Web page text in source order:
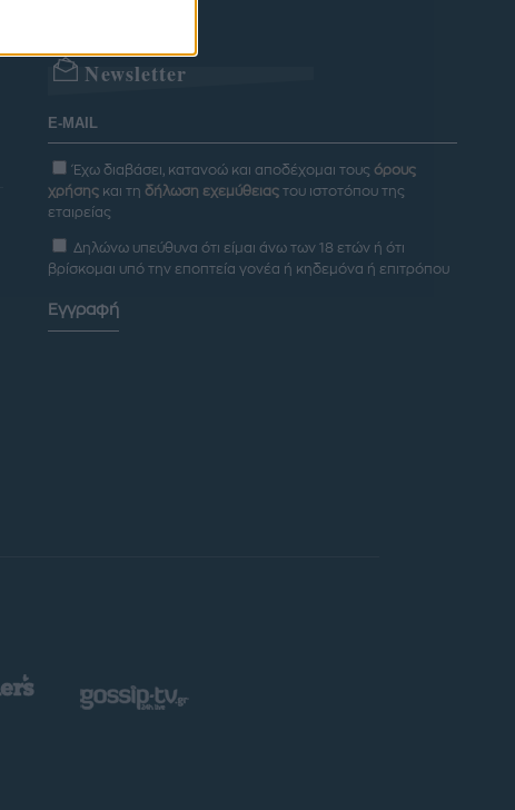
Newsletter
Έχω διαβάσει, κατανοώ και αποδέχομαι τους όρους
χρήσης και τη δήλωση εχεμύθειας του ιστοτόπου της
εταιρείας
Δηλώνω υπεύθυνα ότι είμαι άνω των 18 ετών ή ότι
βρίσκομαι υπό την εποπτεία γονέα ή κηδεμόνα ή επιτρόπου
Εγγραφή